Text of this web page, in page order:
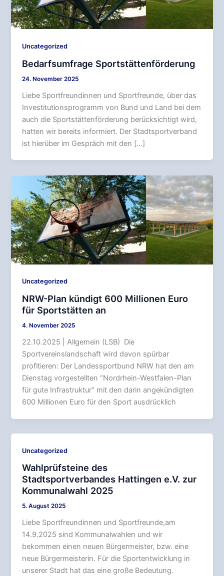
Uncategorized
Bedarfsumfrage Sportstättenförderung
24. November 2025
Liebe Sportfreundinnen und Sportfreunde, über das
Investitutionsprogramm von Bund und Land bei dem
auch die Sportstättenförderung berücksichtigt wird,
hatten wir bereits informiert. Der Stadtsportverband
ist hierüber im Gespräch mit den […]
Uncategorized
NRW-Plan kündigt 600 Millionen Euro
für Sportstätten an
4. November 2025
22.10.2025 | Allgemein (LSB) Die
Sportvereinslandschaft wird davon spürbar
profitieren: Der Landessportbund NRW hat den am
Dienstag vorgestellten “Nordrhein-Westfalen-Plan
für gute Infrastruktur“ mit den darin angekündigten
600 Millionen Euro für den Sport ausdrücklich
Uncategorized
Wahlprüfsteine des
Stadtsportverbandes Hattingen e.V. zur
Kommunalwahl 2025
5. August 2025
Liebe Sportfreundinnen und Sportfreunde,am
14.9.2025 sind Kommunalwahlen und wir
bekommen einen neuen Bürgermeister, bzw. eine
neue Bürgermeisterin. Für die Sportentwicklung in
unserer Stadt hat das eine große Bedeutung.